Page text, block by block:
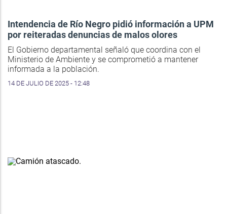
Intendencia de Río Negro pidió información a UPM
por reiteradas denuncias de malos olores
El Gobierno departamental señaló que coordina con el
Ministerio de Ambiente y se comprometió a mantener
informada a la población.
14 DE JULIO DE 2025 - 12:48